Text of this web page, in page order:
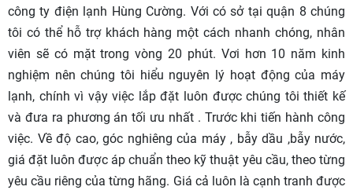
công ty điện lạnh Hùng Cường. Với có sở tại quận 8 chúng
tôi có thể hỗ trợ khách hàng một cách nhanh chóng, nhân
viên sẽ có mặt trong vòng 20 phút. Vơi hơn 10 năm kinh
nghiệm nên chúng tôi hiểu nguyên lý hoạt động của máy
lạnh, chính vì vậy việc lắp đặt luôn được chúng tôi thiết kế
và đưa ra phương án tối ưu nhất . Trước khi tiến hành công
việc. Về độ cao, góc nghiêng của máy , bẫy dầu ,bẫy nước,
giá đặt luôn được áp chuẩn theo kỹ thuật yêu cầu, theo từng
yêu cầu riêng của từng hãng. Giá cả luôn là cạnh tranh được